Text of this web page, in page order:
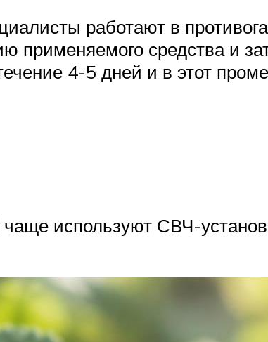
работают в
применяемого средства и
4-5 дней и в этот
используют СВЧ-